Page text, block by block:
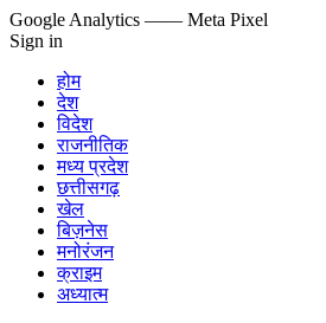
Google Analytics —— Meta Pixel
Sign in
होम
देश
विदेश
राजनीतिक
मध्य प्रदेश
छत्तीसगढ़
खेल
बिज़नेस
मनोरंजन
क्राइम
अध्यात्म